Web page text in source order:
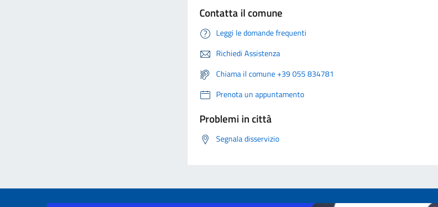
Contatta il comune
Leggi le domande frequenti
Richiedi Assistenza
Chiama il comune +39 055 834781
Prenota un appuntamento
Problemi in città
Segnala disservizio